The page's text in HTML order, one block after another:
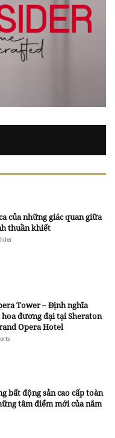
của những giác quan giữa
thuần khiết
Tower – Định nghĩa
hoa đương đại tại Sheraton
Opera Hotel
bất động sản cao cấp toàn
tâm điểm mới của năm